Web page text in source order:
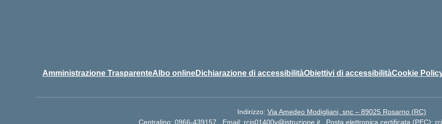
Amministrazione TrasparenteAlbo onlineDichiarazione di accessibilitàObiettivi di accessibilitàCookie
Indirizzo: Via Amedeo Modigliani, snc – 89025 Rosarno (RC)
Centralino: 0966-439157 Email: rcis01400v@istruzione.it Posta elettronica certificata (PEC):